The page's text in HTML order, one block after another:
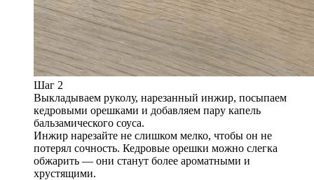
Шаг 2
Выкладываем руколу, нарезанный инжир, посыпаем
кедровыми орешками и добавляем пару капель
бальзамического соуса.
Инжир нарезайте не слишком мелко, чтобы он не
потерял сочность. Кедровые орешки можно слегка
обжарить — они станут более ароматными и
хрустящими.